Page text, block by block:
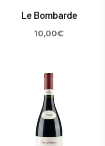
Le Bombarde
10,00€